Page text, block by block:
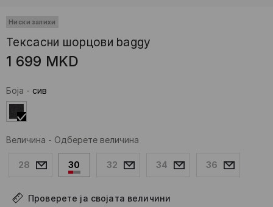
Ниски залихи
Тексасни шорцови baggy
1 699 MKD
Боја - сив
Величина - Одберете величина
28 30 32 34 36
Проверете ја својата величини